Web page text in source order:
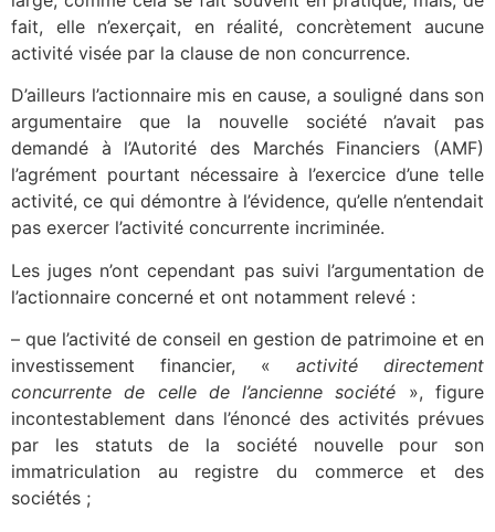
fait, elle n’exerçait, en réalité, concrètement aucune
activité visée par la clause de non concurrence.
D’ailleurs l’actionnaire mis en cause, a souligné dans son
argumentaire que la nouvelle société n’avait pas
demandé à l’Autorité des Marchés Financiers (AMF)
l’agrément pourtant nécessaire à l’exercice d’une telle
activité, ce qui démontre à l’évidence, qu’elle n’entendait
pas exercer l’activité concurrente incriminée.
Les juges n’ont cependant pas suivi l’argumentation de
l’actionnaire concerné et ont notamment relevé :
– que l’activité de conseil en gestion de patrimoine et en
investissement financier, « activité directement
concurrente de celle de l’ancienne société », figure
incontestablement dans l’énoncé des activités prévues
par les statuts de la société nouvelle pour son
immatriculation au registre du commerce et des
sociétés ;